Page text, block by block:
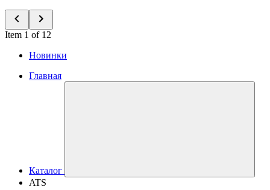
Item 1 of 12
Новинки
Главная
Каталог
ATS